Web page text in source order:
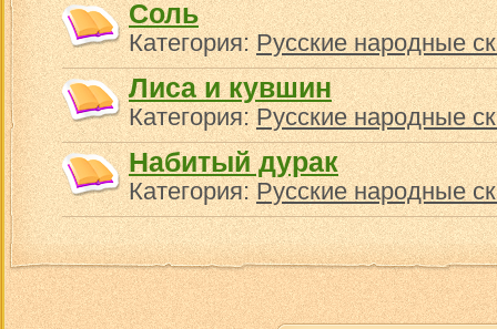
Соль
Категория:Русские народные
Лиса и кувшин
Категория:Русские народные
Набитый дурак
Категория:Русские народные